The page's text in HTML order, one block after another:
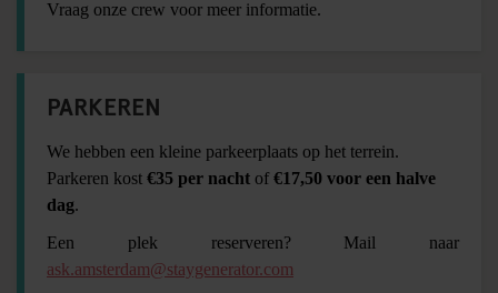
Vraag onze crew voor meer informatie.
PARKEREN
We hebben een kleine parkeerplaats op het terrein.
Parkeren kost €35 per nacht of €17,50 voor een halve
dag.
Een plek reserveren? Mail naar
ask.amsterdam@staygenerator.com